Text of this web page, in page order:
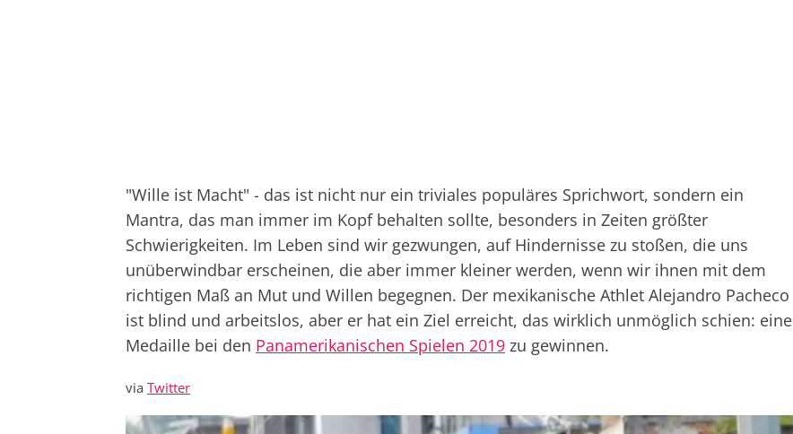
"Wille ist Macht" - das ist nicht nur ein triviales populäres Sprichwort, sondern ein
Mantra, das man immer im Kopf behalten sollte, besonders in Zeiten größter
Schwierigkeiten. Im Leben sind wir gezwungen, auf Hindernisse zu stoßen, die uns
unüberwindbar erscheinen, die aber immer kleiner werden, wenn wir ihnen mit dem
richtigen Maß an Mut und Willen begegnen. Der mexikanische Athlet Alejandro Pacheco
ist blind und arbeitslos, aber er hat ein Ziel erreicht, das wirklich unmöglich schien: eine
Medaille bei den Panamerikanischen Spielen 2019 zu gewinnen.
via Twitter